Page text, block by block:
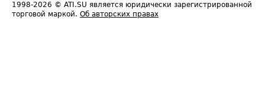
1998-2026 © ATI.SU является юридически зарегистрированной
торговой маркой. Об авторских правах